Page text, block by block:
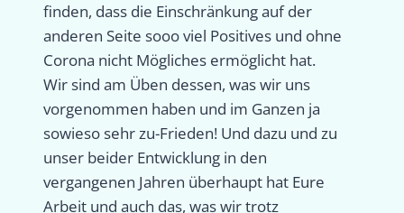
finden, dass die Einschränkung auf der
anderen Seite sooo viel Positives und ohne
Corona nicht Mögliches ermöglicht hat.
Wir sind am Üben dessen, was wir uns
vorgenommen haben und im Ganzen ja
sowieso sehr zu-Frieden! Und dazu und zu
unser beider Entwicklung in den
vergangenen Jahren überhaupt hat Eure
Arbeit und auch das, was wir trotz